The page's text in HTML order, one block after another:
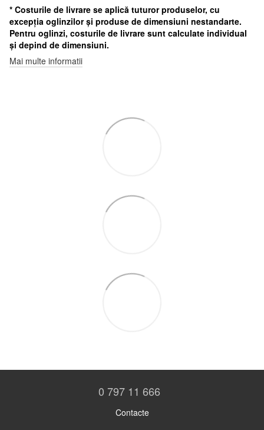
* Costurile de livrare se aplică tuturor produselor, cu
excepția oglinzilor și produse de dimensiuni nestandarte.
Pentru oglinzi, costurile de livrare sunt calculate individual
și depind de dimensiuni.
Mai multe informatii
0 797 11 666
Contacte